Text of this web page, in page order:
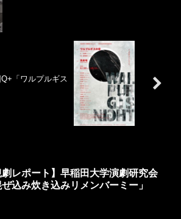
Q+「ワルプルギス
劇レポート】早稲田大学演劇研究会
ぜ込み炊き込みリメンバーミー」